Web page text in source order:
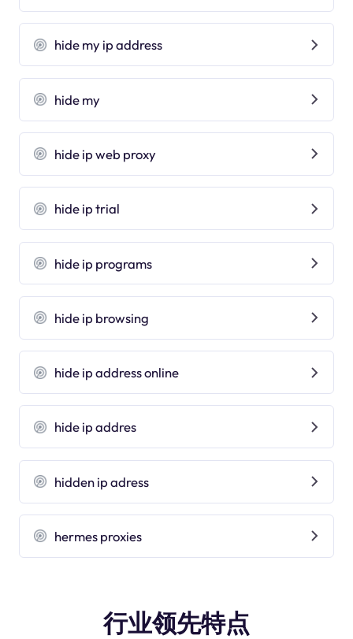
hide my ip address
hide my
hide ip web proxy
hide ip trial
hide ip programs
hide ip browsing
hide ip address online
hide ip addres
hidden ip adress
hermes proxies
行业领先特点